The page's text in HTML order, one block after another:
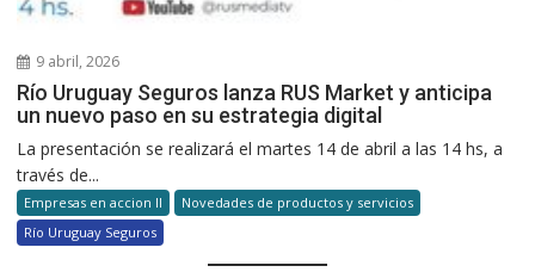
9 abril, 2026
Río Uruguay Seguros lanza RUS Market y anticipa
un nuevo paso en su estrategia digital
La presentación se realizará el martes 14 de abril a las 14 hs, a
través de...
Empresas en accion II
Novedades de productos y servicios
Río Uruguay Seguros